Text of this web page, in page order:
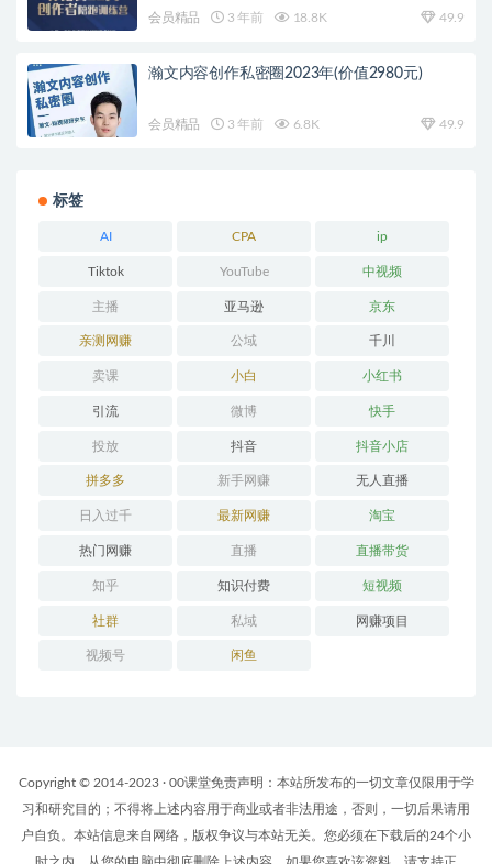
会员精品 3 年前 18.8K 49.9
瀚文内容创作私密圈2023年(价值2980元)
会员精品 3 年前 6.8K 49.9
标签
AI CPA ip
Tiktok YouTube 中视频
主播 亚马逊 京东
亲测网赚 公域 千川
卖课 小白 小红书
引流 微博 快手
投放 抖音 抖音小店
拼多多 新手网赚 无人直播
日入过千 最新网赚 淘宝
热门网赚 直播 直播带货
知乎 知识付费 短视频
社群 私域 网赚项目
视频号 闲鱼
Copyright © 2014-2023 · 00课堂免责声明：本站所发布的一切文章仅限用于学
习和研究目的；不得将上述内容用于商业或者非法用途，否则，一切后果请用
户自负。本站信息来自网络，版权争议与本站无关。您必须在下载后的24个小